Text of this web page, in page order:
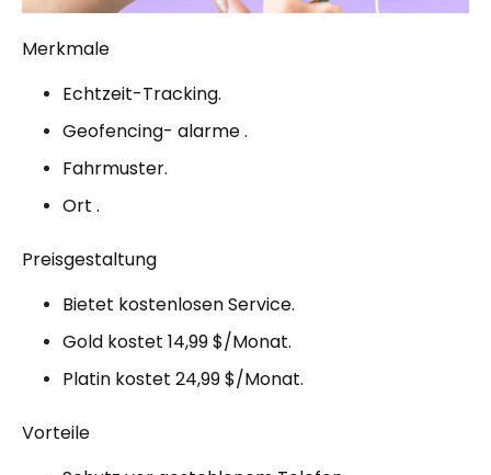
Merkmale
Echtzeit-Tracking.
Geofencing- alarme .
Fahrmuster.
Ort .
Preisgestaltung
Bietet kostenlosen Service.
Gold kostet 14,99 $/Monat.
Platin kostet 24,99 $/Monat.
Vorteile